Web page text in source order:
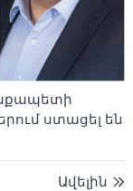
ստացել են
Ավելին